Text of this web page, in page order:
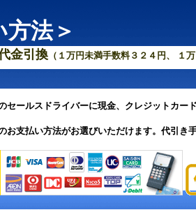
方法＞
金引換 （１万円未満手数料３２４円、 １
セールスドライバーに現金、クレジットカー
支払い方法がお選びいただけます。代引き